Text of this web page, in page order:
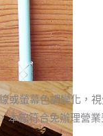
螢幕色調變化，
本館符合免辦理營